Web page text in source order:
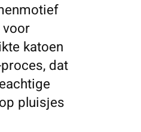
katoen
dat
pluisjes